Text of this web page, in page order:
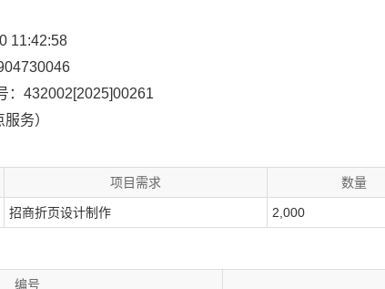
11:42:58
：432002[2025]00261
务）
项目需求 数量
招商折页设计制作 2,000
编号